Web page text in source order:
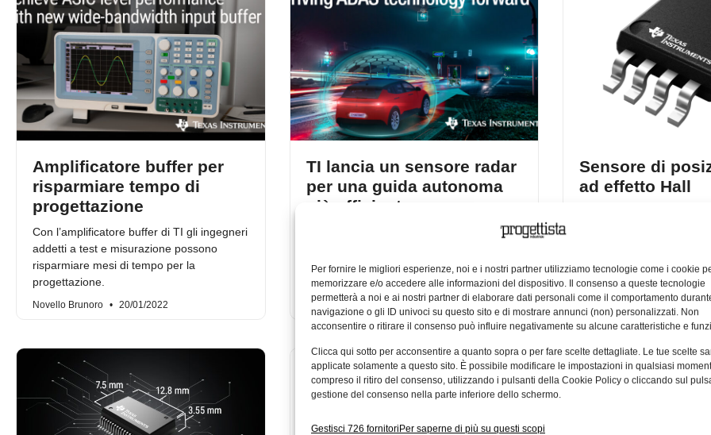
Per fornire le migliori esperienze, noi e i nostri partner utilizziamo tecnologie come i cookie
memorizzare e/o accedere alle informazioni del dispositivo. Il consenso a queste tecnologie
permetterà a noi e ai nostri partner di elaborare dati personali come il comportamento
navigazione o gli ID univoci su questo sito e di mostrare annunci (non) personalizzati. Non
acconsentire o ritirare il consenso può influire negativamente su alcune caratteristiche e
Clicca qui sotto per acconsentire a quanto sopra o per fare scelte dettagliate. Le tue scelte
applicate solamente a questo sito. È possibile modificare le impostazioni in qualsiasi
compreso il ritiro del consenso, utilizzando i pulsanti della Cookie Policy o cliccando sul
gestione del consenso nella parte inferiore dello schermo.
Gestisci 726 fornitoriPer saperne di più su questi scopi
Amplificatore buffer per
risparmiare tempo di
progettazione
Con l’amplificatore buffer di TI gli ingegneri
addetti a test e misurazione possono
risparmiare mesi di tempo per la
progettazione.
Novello Brunoro 20/01/2022
TI lancia un sensore radar
per una guida autonoma
più efficiente
TI migliora la tecnologia di assistenza alla
alta risoluzione per rilevare oggetti più
lontani dal veicolo.
Redazione
Sensore di
ad effetto Hall
Da TI il sensore di
Hall più accurato del
velocità e precisione per
Marina Geremetta 13/10/